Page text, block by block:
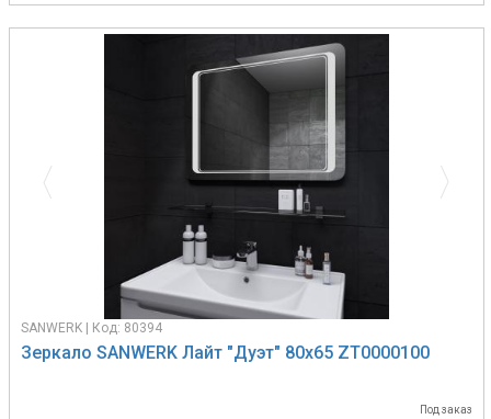
SANWERK | Код: 80394
Зеркало SANWERK Лайт "Дуэт" 80х65 ZT0000100
Под заказ